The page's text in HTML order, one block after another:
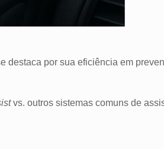
destaca por sua eficiência em
vs. outros sistemas comuns de